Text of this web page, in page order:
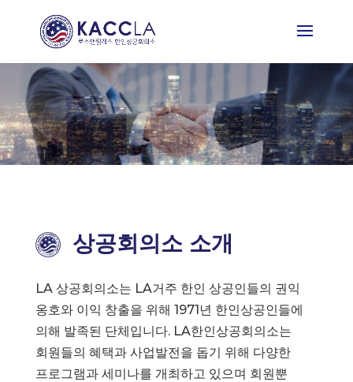
상공회의소 소개
LA 상공회의소는 LA거주 한인 상공인들의 권익
옹호와 이익 창출을 위해 1971년 한인상공인들에
의해 발족된 단체입니다. LA한인상공회의소는
회원들의 혜택과 사업발전을 돕기 위해 다양한
프로그램과 세미나를 개최하고 있으며 회원뿐